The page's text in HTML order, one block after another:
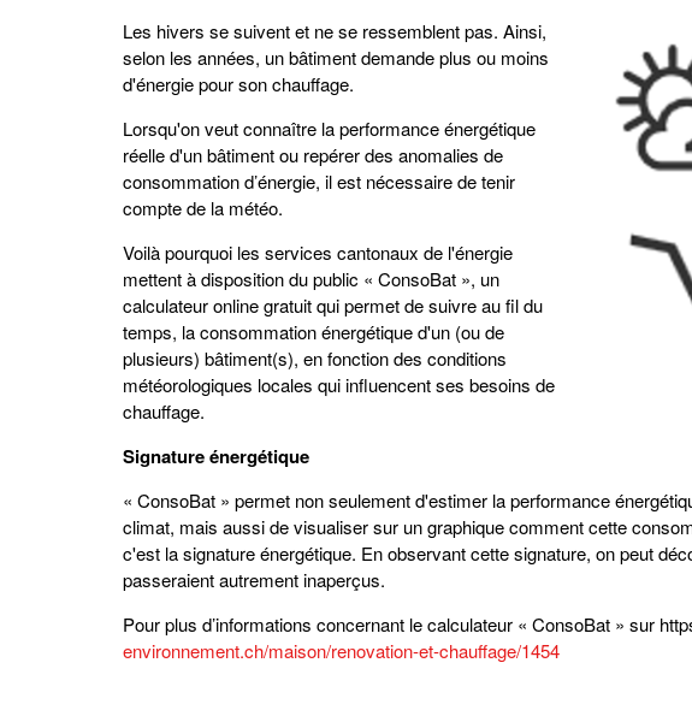
Les hivers se suivent et ne se ressemblent pas. Ainsi,
selon les années, un bâtiment demande plus ou moins
d'énergie pour son chauffage.
Lorsqu'on veut connaître la performance énergétique
réelle d'un bâtiment ou repérer des anomalies de
consommation d’énergie, il est nécessaire de tenir
compte de la météo.
Voilà pourquoi les services cantonaux de l'énergie
mettent à disposition du public « ConsoBat », un
calculateur online gratuit qui permet de suivre au fil du
temps, la consommation énergétique d'un (ou de
plusieurs) bâtiment(s), en fonction des conditions
météorologiques locales qui influencent ses besoins de
chauffage.
Signature énergétique
« ConsoBat » permet non seulement d'estimer la performance
climat, mais aussi de visualiser sur un graphique comment cette
c'est la signature énergétique. En observant cette signature, on peut
passeraient autrement inaperçus.
Pour plus d’informations concernant le calculateur « ConsoBat » sur
environnement.ch/maison/renovation-et-chauffage/1454